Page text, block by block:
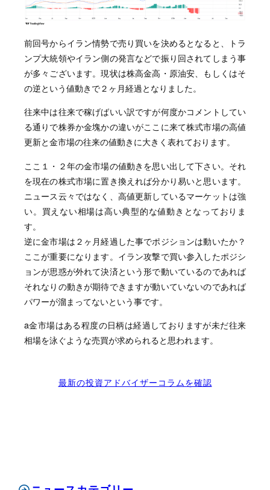
前回号からイラン情勢で売り買いを決めるとなると、トラ
ンプ大統領やイラン側の発言などで振り回されてしまう事
が多々ございます。現状は株高金高・原油安、もしくはそ
の逆という値動きで２ヶ月経過となりました。
往来中は往来で稼げばいい訳ですが何度かコメントしてい
る通りで株券か金塊かの違いがここに来て株式市場の高値
更新と金市場の往来の値動きに大きく表れております。
ここ１・２年の金市場の値動きを思い出して下さい。それ
を現在の株式市場に置き換えれば分かり易いと思います。
ニュース云々ではなく、高値更新しているマーケットは強
い。買えない相場は高い典型的な値動きとなっておりま
す。
逆に金市場は２ヶ月経過した事でポジションは動いたか？
ここが重要になります。イラン攻撃で買い参入したポジシ
ョンが思惑が外れて決済という形で動いているのであれば
それなりの動きが期待できますが動いていないのであれば
パワーが溜まってないという事です。
a金市場はある程度の日柄は経過しておりますが未だ往来
相場を泳ぐような売買が求められると思われます。
最新の投資アドバイザーコラムを確認